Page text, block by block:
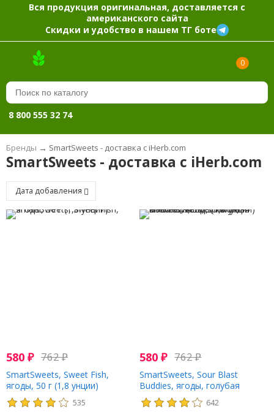
Вся продукция оригинальная, доставляется с
американского сайта
Скидки и удобство в нашем ТГ боте
0
8 800 555 32 74
Бренды → SmartSweets - доставка с iHerb.com
SmartSweets - доставка с iHerb.com
Дата добавления
580 ₽ 762₽
SmartSweets, Sweet Fish,
ягоды, 50 г (1,8 унции)
535
580₽ 762₽
SmartSweets, Sour Blast
Buddies, ягоды, голубая
малина, лайм, лимон,
апельсин, 50 г (1,8 унции)
642